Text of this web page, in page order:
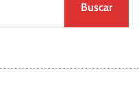
Buscar